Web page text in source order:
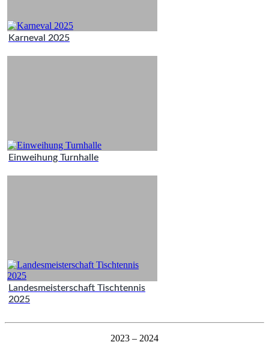
Karneval 2025
Einweihung Turnhalle
Landesmeisterschaft Tischtennis
2025
2023 – 2024